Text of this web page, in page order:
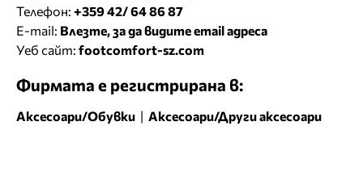
Телефон: +359 42/ 64 86 87
E-mail: Влезте, за да видите email адреса
Уеб сайт: footcomfort-sz.com
Фирмата е регистрирана в:
Аксесоари/Обувки | Аксесоари/Други аксесоари